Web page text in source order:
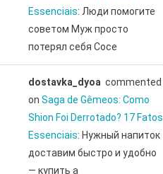
Essenciais: Люди помогите
советом Муж просто
потерял себя Сосе
dostavka_dyoa commented
on Saga de Gêmeos: Como
Shion Foi Derrotado? 17 Fatos
Essenciais: Нужный напиток
доставим быстро и удобно
— купить а